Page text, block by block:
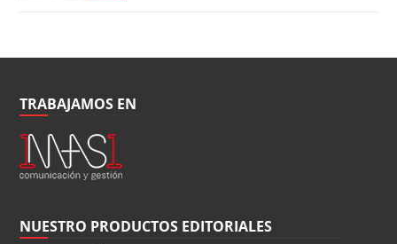
TRABAJAMOS EN
NUESTRO PRODUCTOS EDITORIALES